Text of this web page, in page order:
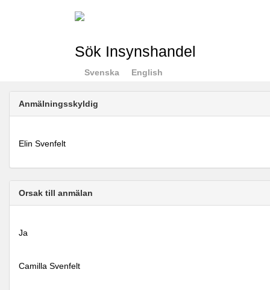
Sök Insynshandel
Svenska English
Anmälningsskyldig
Elin Svenfelt
Orsak till anmälan
Ja
Camilla Svenfelt